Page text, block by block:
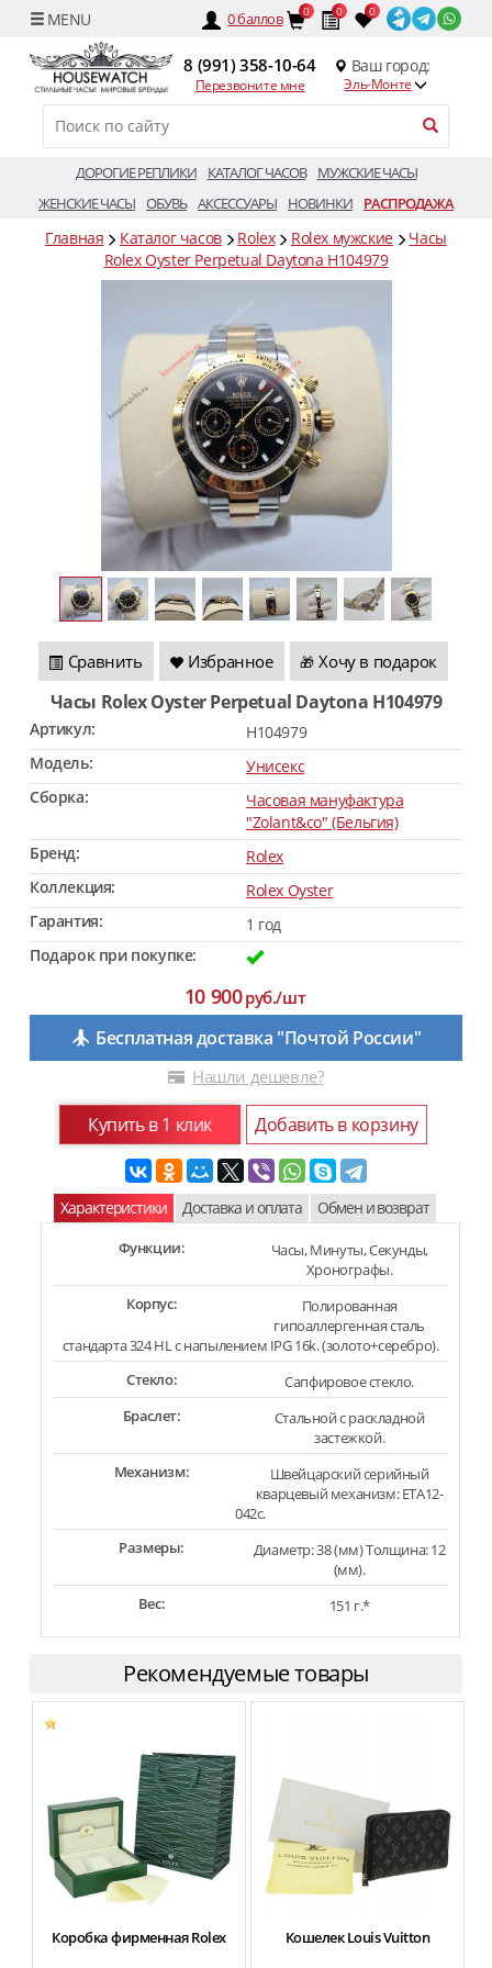
0баллов 0 0 0
8 (991) 358-10-64
Перезвоните мне
Ваш город:
Эль-Монте
ДОРОГИЕ РЕПЛИКИ КАТАЛОГ ЧАСОВ
МУЖСКИЕ ЧАСЫ
ЖЕНСКИЕ ЧАСЫ ОБУВЬ АКСЕССУАРЫ НОВИНКИ РАСПРОДАЖА
Главная Каталог часов Rolex Rolex мужские
Часы
Rolex Oyster Perpetual Daytona H104979
Сравнить Избранное 🎁 Хочу в подарок
Часы Rolex Oyster Perpetual Daytona H104979
Артикул:
H104979
Модель:
Унисекс
Сборка:
Часовая мануфактура
"Zolant&co" (Бельгия)
Бренд:
Rolex
Коллекция:
Rolex Oyster
Гарантия:
1 год
Подарок при покупке:
10 900руб./шт
Бесплатная доставка "Почтой России"
Нашли дешевле?
Купить в 1 клик Добавить в корзину
Характеристики Доставка и оплата Обмен и возврат
Функции:
Часы, Минуты, Секунды,
Хронографы.
Корпус:
Полированная
гипоаллергенная сталь
стандарта 324 HL с напылением IPG 16k. (золото+серебро).
Стекло:
Сапфировое стекло.
Браслет:
Стальной с раскладной
застежкой.
Механизм:
Швейцарский серийный
кварцевый механизм: ETA12-
042c.
Размеры:
Диаметр: 38 (мм) Толщина: 12
(мм).
Вес:
151 г.*
Рекомендуемые товары
Коробка фирменная Rolex Кошелек Louis Vuitton